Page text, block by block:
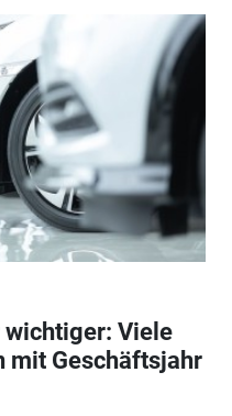
Viele
mit Geschäftsjahr